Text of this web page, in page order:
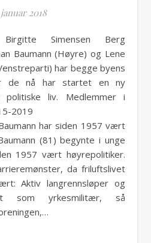
2018
Baumann (Høyre) og Lene
har begge byens
de nå har startet en ny
liv. Medlemmer i
2015-2019
har siden 1957 vært
(81) begynte i unge
1957 vært høyrepolitiker.
da friluftslivet
Aktiv langrennsløper og
som yrkesmilitær, så